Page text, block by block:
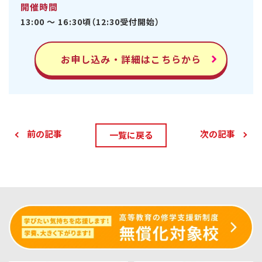
開催時間
13:00 ～ 16:30頃（12:30受付開始）
お申し込み・詳細はこちらから
前の記事 一覧に戻る 次の記事